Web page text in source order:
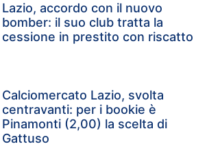
Lazio, accordo con il nuovo
bomber: il suo club tratta la
cessione in prestito con riscatto
Calciomercato Lazio, svolta
centravanti: per i bookie è
Pinamonti (2,00) la scelta di
Gattuso